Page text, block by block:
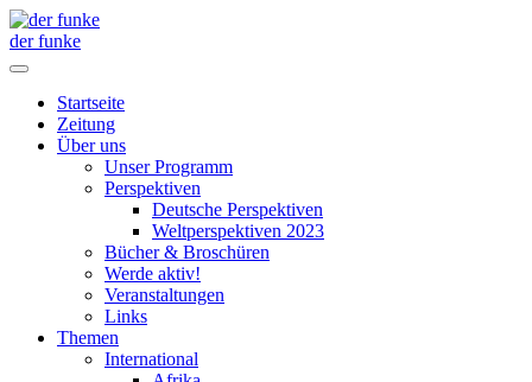
der funke
Startseite
Zeitung
Über uns
Unser Programm
Perspektiven
Deutsche Perspektiven
Weltperspektiven 2023
Bücher & Broschüren
Werde aktiv!
Veranstaltungen
Links
Themen
International